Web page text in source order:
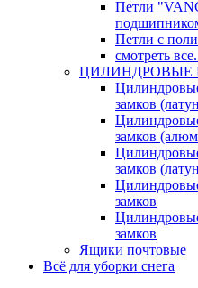
Петли
Петли с
смотреть
ЦИЛИНДРОВЫЕ
замков
замков
замков
замков
замков
Ящики почтовые
Всё для уборки снега